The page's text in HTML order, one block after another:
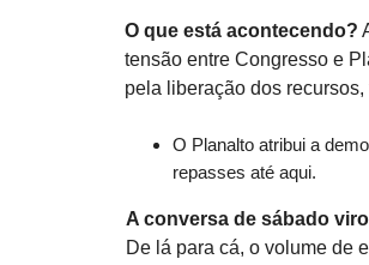
O que está acontecendo?
tensão entre Congresso e
pela liberação dos
O Planalto atribui a
repasses até aqui.
A conversa de sábado
De lá para cá, o volume de